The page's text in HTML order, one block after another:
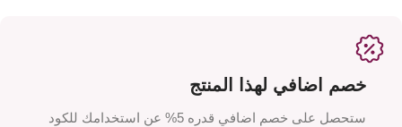
خصم اضافي لهذا المنتج
ستحصل على خصم اضافي قدره 5% عن استخدامك للكود